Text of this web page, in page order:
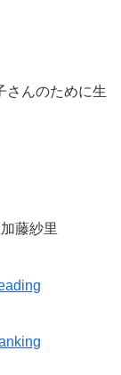
さんのために生
藤紗里